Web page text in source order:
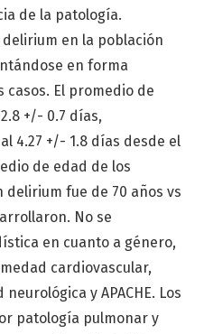
de la patología.
en la población
en forma
casos. El promedio de
+/- 0.7 días,
4.27 +/- 1.8 días desde el
de edad de los
fue de 70 años vs
No se
en cuanto a género,
cardiovascular,
y APACHE. Los
patología pulmonar y